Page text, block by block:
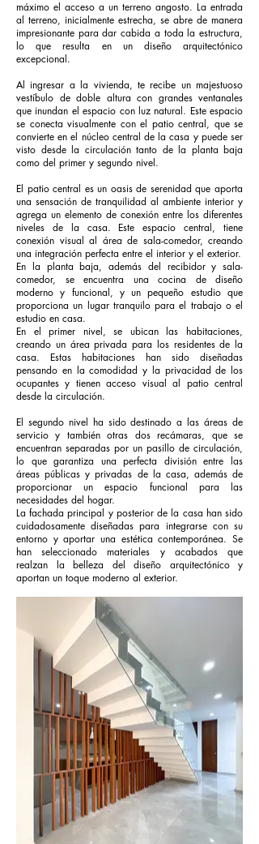
máximo el acceso a un terreno angosto. La entrada
al terreno, inicialmente estrecha, se abre de manera
impresionante para dar cabida a toda la estructura,
lo que resulta en un diseño arquitectónico
excepcional.
Al ingresar a la vivienda, te recibe un majestuoso
vestíbulo de doble altura con grandes ventanales
que inundan el espacio con luz natural. Este espacio
se conecta visualmente con el patio central, que se
convierte en el núcleo central de la casa y puede ser
visto desde la circulación tanto de la planta baja
como del primer y segundo nivel.
El patio central es un oasis de serenidad que aporta
una sensación de tranquilidad al ambiente interior y
agrega un elemento de conexión entre los diferentes
niveles de la casa. Este espacio central, tiene
conexión visual al área de sala-comedor, creando
una integración perfecta entre el interior y el exterior.
En la planta baja, además del recibidor y sala-
comedor, se encuentra una cocina de diseño
moderno y funcional, y un pequeño estudio que
proporciona un lugar tranquilo para el trabajo o el
estudio en casa.
En el primer nivel, se ubican las habitaciones,
creando un área privada para los residentes de la
casa. Estas habitaciones han sido diseñadas
pensando en la comodidad y la privacidad de los
ocupantes y tienen acceso visual al patio central
desde la circulación.
El segundo nivel ha sido destinado a las áreas de
servicio y también otras dos recámaras, que se
encuentran separadas por un pasillo de circulación,
lo que garantiza una perfecta división entre las
áreas públicas y privadas de la casa, además de
proporcionar un espacio funcional para las
necesidades del hogar.
La fachada principal y posterior de la casa han sido
cuidadosamente diseñadas para integrarse con su
entorno y aportar una estética contemporánea. Se
han seleccionado materiales y acabados que
realzan la belleza del diseño arquitectónico y
aportan un toque moderno al exterior.